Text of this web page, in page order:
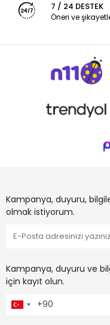
7 / 24 DESTEK
Öneri ve
Kampanya, duyuru,
olmak istiyorum.
Kampanya, duyuru ve
için kayıt olun.